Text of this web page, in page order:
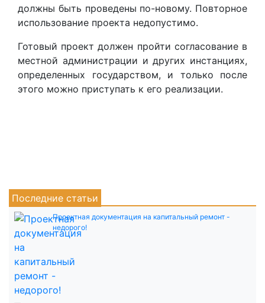
должны быть проведены по-новому. Повторное
использование проекта недопустимо.
Готовый проект должен пройти согласование в
местной администрации и других инстанциях,
определенных государством, и только после
этого можно приступать к его реализации.
Последние статьи
Проектная документация на капитальный ремонт -
недорого!